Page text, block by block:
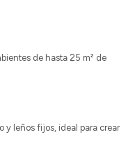
de hasta 25 m² de
y leños fijos, ideal para crear